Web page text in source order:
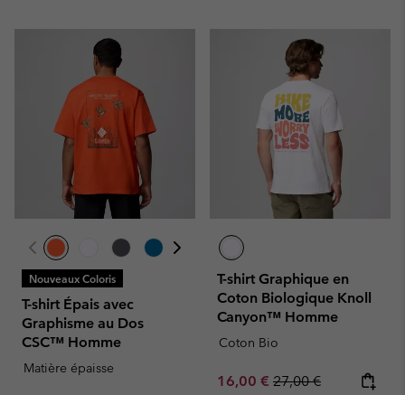
Nouveaux Coloris
T-shirt Épais avec
Graphisme au Dos
CSC™ Homme
Matière épaisse
T-shirt Graphique en
Coton Biologique Knoll
Canyon™ Homme
Coton Bio
Sale price:
16,00 € Regular price:
27,00 €